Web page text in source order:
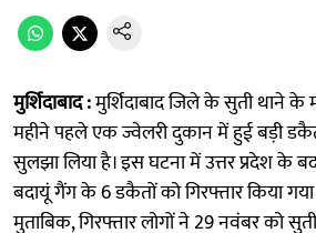
मुर्शिदाबाद :मुर्शिदाबाद जिले के सुती थाने
महीने पहले एक ज्वेलरी दुकान में हुई बड़ी
सुलझा लिया है। इस घटना में उत्तर प्रदेश के
बदायूं गैंग के 6 डकैतों को गिरफ्तार किया
मुताबिक, गिरफ्तार लोगों ने 29 नवंबर को